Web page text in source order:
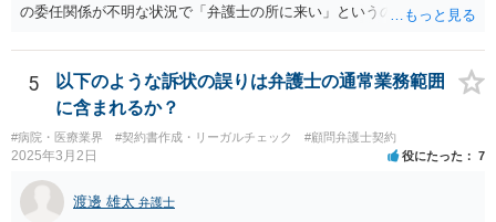
の委任関係が不明な状況で「弁護士の所に来い」というのは、さすが
絡がきますよね？ 通常はそのような初動となります。
5
以下のような訴状の誤りは弁護士の通常業務範囲
に含まれるか？
#病院・医療業界 #契約書作成・リーガルチェック #顧問弁護士契約
2025年3月2日 役にたった 7
渡邊 雄太 弁護士